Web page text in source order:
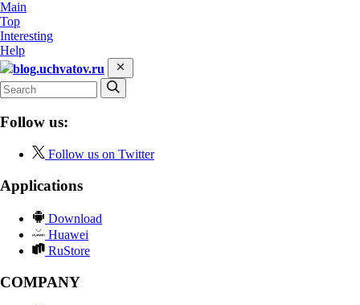
Main
Top
Interesting
Help
blog.uchvatov.ru
Follow us:
Follow us on Twitter
Applications
Download
Huawei
RuStore
COMPANY